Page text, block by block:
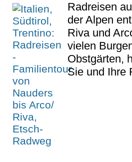
Radreisen
der Alpen
Riva und
vielen
Obstgärten,
Sie und Ihre